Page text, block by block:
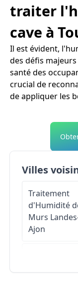
traiter
cave à
Il est évident,
des défis
santé des
crucial de
de appliquer les
Villes
Traitement
d'Humidité
Murs
Ajon